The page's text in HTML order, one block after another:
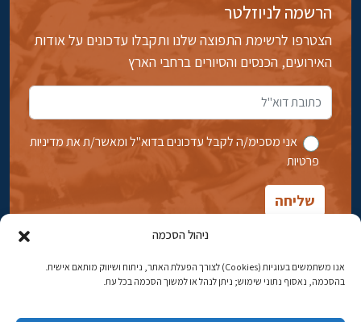
ניהול הסכמה
אנו משתמשים בעוגיות (Cookies) לצורך הפעלת האתר, ניתוח ושיווק מותאם אישית.
בהסכמה, נאסוף נתוני שימוש; ניתן לנהל או למשוך הסכמה בכל עת.
הרשמה לניוזלטר
הצטרפו לרשימת התפוצה שלנו ותקבלו עדכונים על אודות
האירועים, הכנסים והסיורים ברחבי הארץ
אני מסכימ/ה לקבל עדכונים בדוא''ל ומאשר/ת את מדיניות
פרטיות
אבן גבירול 14, רחביה, ירושלים